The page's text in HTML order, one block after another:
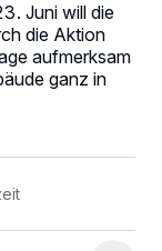
Juni will die
die Aktion
aufmerksam
ganz in